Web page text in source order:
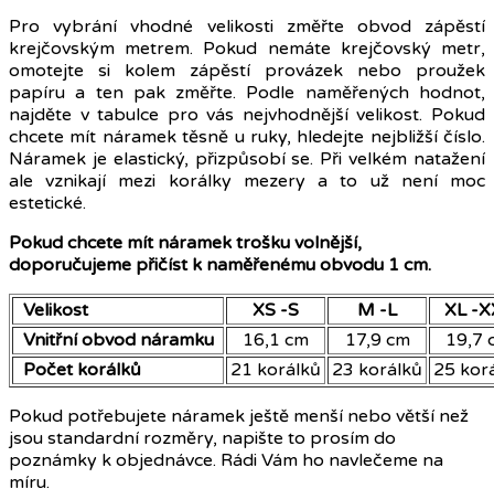
Pro vybrání vhodné velikosti změřte obvod zápěstí
krejčovským metrem. Pokud nemáte krejčovský metr,
omotejte si kolem zápěstí provázek nebo proužek
papíru a ten pak změřte. Podle naměřených hodnot,
najděte v tabulce pro vás nejvhodnější velikost. Pokud
chcete mít náramek těsně u ruky, hledejte nejbližší číslo.
Náramek je elastický, přizpůsobí se. Při velkém natažení
ale vznikají mezi korálky mezery a to už není moc
estetické.
Pokud chcete mít náramek trošku volnější,
doporučujeme přičíst k naměřenému obvodu 1 cm.
Velikost XS -S M -L
XL -
Vnitřní obvod náramku
16,1 cm 17,9 cm
19,7
Počet korálků
21 korálků 23 korálků 25
Pokud potřebujete náramek ještě menší nebo větší než
jsou standardní rozměry, napište to prosím do
poznámky k objednávce. Rádi Vám ho navlečeme na
míru.